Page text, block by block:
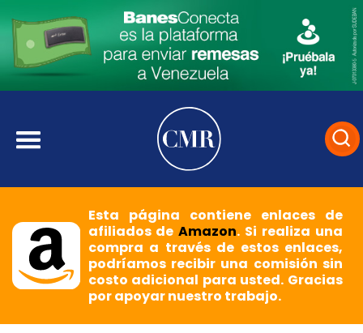
Esta página contiene enlaces de
afiliados deAmazon. Si realiza una
compra a través de estos enlaces,
podríamos recibir una comisión sin
costo adicional para usted. Gracias
por apoyar nuestro trabajo.